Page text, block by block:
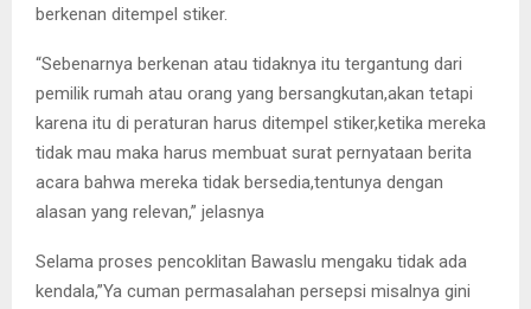
berkenan ditempel stiker.
“Sebenarnya berkenan atau tidaknya itu tergantung dari
pemilik rumah atau orang yang bersangkutan,akan tetapi
karena itu di peraturan harus ditempel stiker,ketika mereka
tidak mau maka harus membuat surat pernyataan berita
acara bahwa mereka tidak bersedia,tentunya dengan
alasan yang relevan,” jelasnya
Selama proses pencoklitan Bawaslu mengaku tidak ada
kendala,”Ya cuman permasalahan persepsi misalnya gini